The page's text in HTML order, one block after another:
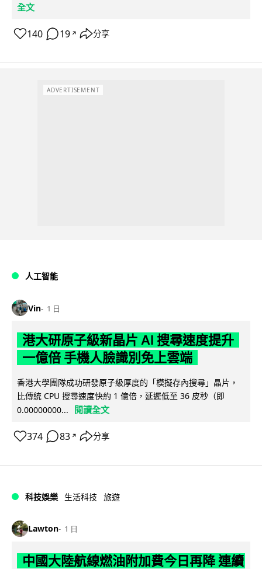
全文
140 19 ↗ 分享
ADVERTISEMENT
人工智能
Vin 1 日
港大研原子級新晶片 AI 搜尋速度提升
一億倍 手機人臉識別免上雲端
香港大學團隊成功研發原子級厚度的「模擬存內搜尋」晶片，
比傳統 CPU 搜尋速度快約 1 億倍，延遲低至 36 皮秒（即
0.00000000...
閱讀全文
374 83 ↗ 分享
科技娛樂 生活科技 旅遊
Lawton 1 日
中國大陸航線燃油附加費今日再降 連續